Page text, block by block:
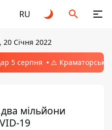
RU
20 Січня 2022
5 серпня ⚠️ Краматорськ,
мільйони
19